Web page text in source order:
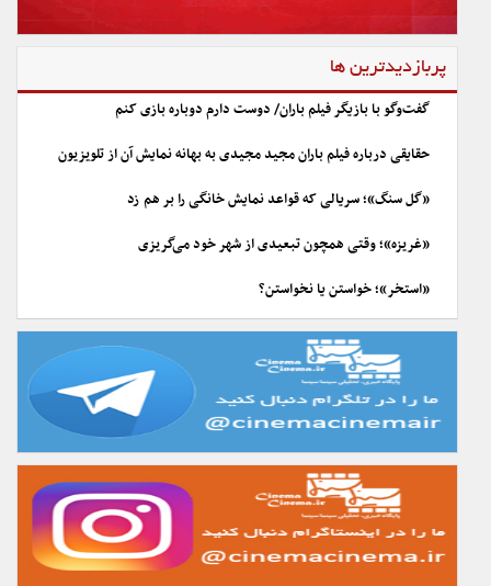
پربازدیدترین ها
گفت‌وگو با بازیگر فیلم باران/ دوست دارم دوباره بازی کنم
حقایقی درباره فیلم باران مجید مجیدی به بهانه نمایش آن از تلویزیون
«گل سنگ»؛ سریالی که قواعد نمایش خانگی را بر هم زد
«غریزه»؛ وقتی همچون تبعیدی از شهر خود می‌گریزی
«استخر»؛ خواستن یا نخواستن؟